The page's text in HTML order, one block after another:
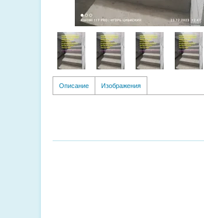
Описание Изображения